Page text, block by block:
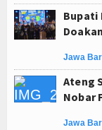
Bupati
Jawa
Ateng
Nobar
Jawa